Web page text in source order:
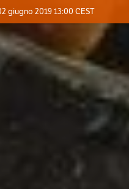
giugno 2019 13:00 CEST